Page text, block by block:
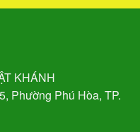
KHÁNH
Phường Phú Hòa, TP.